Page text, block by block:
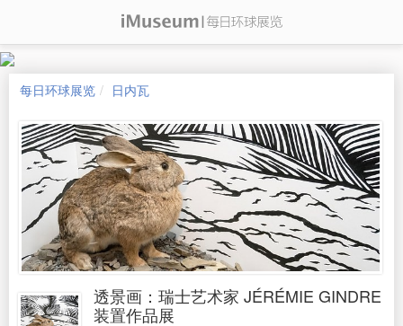
每日环球展览 日内瓦
透景画：瑞士艺术家 JÉRÉMIE GINDRE
装置作品展